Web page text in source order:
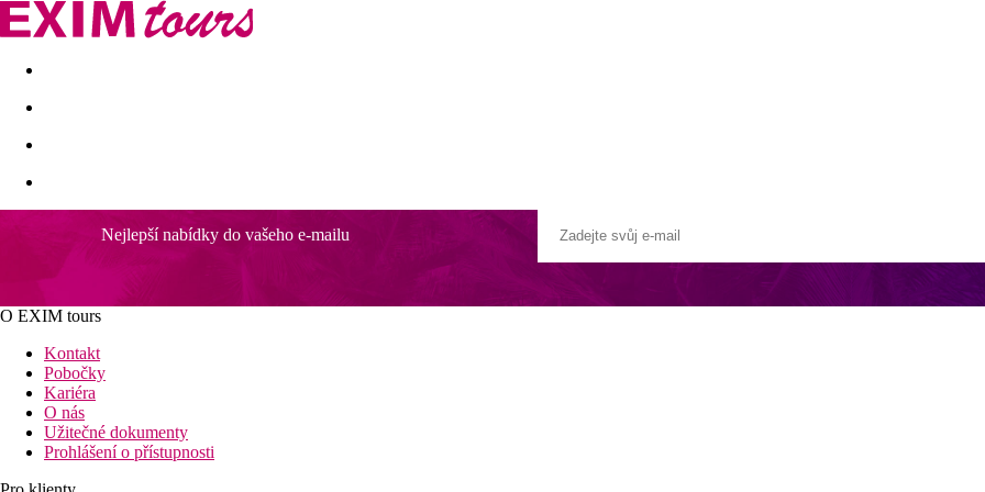
Akční nabídky Last minute
Nejlepší nabídky do vašeho e-mailu
O EXIM tours
Kontakt
Pobočky
Kariéra
O nás
Užitečné dokumenty
Prohlášení o přístupnosti